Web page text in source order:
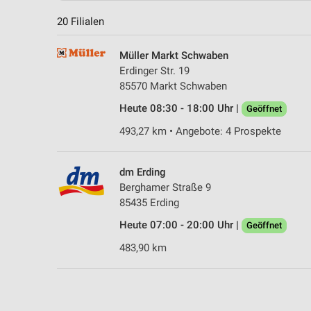
20 Filialen
Müller Markt Schwaben
Erdinger Str. 19
85570 Markt Schwaben
Heute 08:30 - 18:00 Uhr |
Geöffnet
493,27 km • Angebote: 4 Prospekte
dm Erding
Berghamer Straße 9
85435 Erding
Heute 07:00 - 20:00 Uhr |
Geöffnet
483,90 km